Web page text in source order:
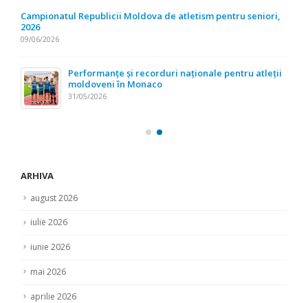
Campionatul Republicii Moldova de atletism pentru seniori,
2026
09/06/2026
Performanțe și recorduri naționale pentru atleții
moldoveni în Monaco
31/05/2026
ARHIVA
august 2026
iulie 2026
iunie 2026
mai 2026
aprilie 2026